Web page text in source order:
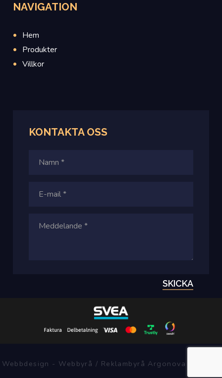
NAVIGATION
Hem
Produkter
Villkor
KONTAKTA OSS
SKICKA
Webbdesign - Webbyrå / Reklambyrå Argonova Systems